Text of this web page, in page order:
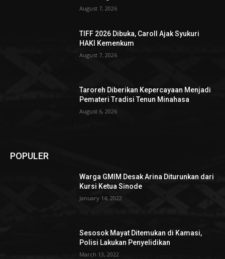
August 7, 2026
TIFF 2026 Dibuka, Caroll Ajak Syukuri
HAKI Kemenkum
August 7, 2026
Taroreh Diberikan Kepercayaan Menjadi
Pemateri Tradisi Tenun Minahasa
August 6, 2026
POPULER
Warga GMIM Desak Arina Diturunkan dari
Kursi Ketua Sinode
January 14, 2022
Sesosok Mayat Ditemukan di Kamasi,
Polisi Lakukan Penyelidikan
March 13, 2022